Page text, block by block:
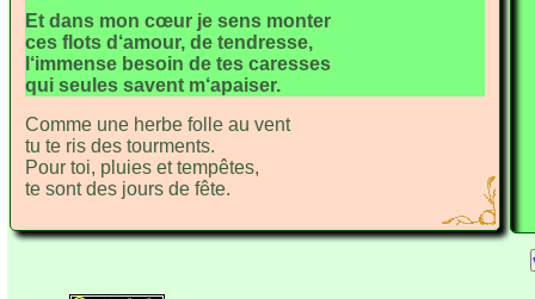
Et dans mon cœur je sens monter
ces flots d‘amour, de tendresse,
l‘immense besoin de tes caresses
qui seules savent m‘apaiser.
Comme une herbe folle au vent
tu te ris des tourments.
Pour toi, pluies et tempêtes,
te sont des jours de fête.